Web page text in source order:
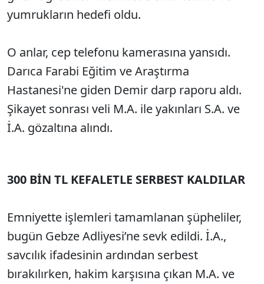
yumrukların hedefi oldu.
O anlar, cep telefonu kamerasına yansıdı.
Darıca Farabi Eğitim ve Araştırma
Hastanesi'ne giden Demir darp raporu aldı.
Şikayet sonrası veli M.A. ile yakınları S.A. ve
İ.A. gözaltına alındı.
300 BİN TL KEFALETLE SERBEST KALDILAR
Emniyette işlemleri tamamlanan şüpheliler,
bugün Gebze Adliyesi’ne sevk edildi. İ.A.,
savcılık ifadesinin ardından serbest
bırakılırken, hakim karşısına çıkan M.A. ve